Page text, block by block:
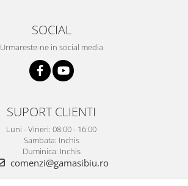
SOCIAL
Urmareste-ne in social media
SUPORT CLIENTI
Luni - Vineri: 08:00 - 16:00
Sambata: Inchis
Duminica: Inchis
comenzi@gamasibiu.ro